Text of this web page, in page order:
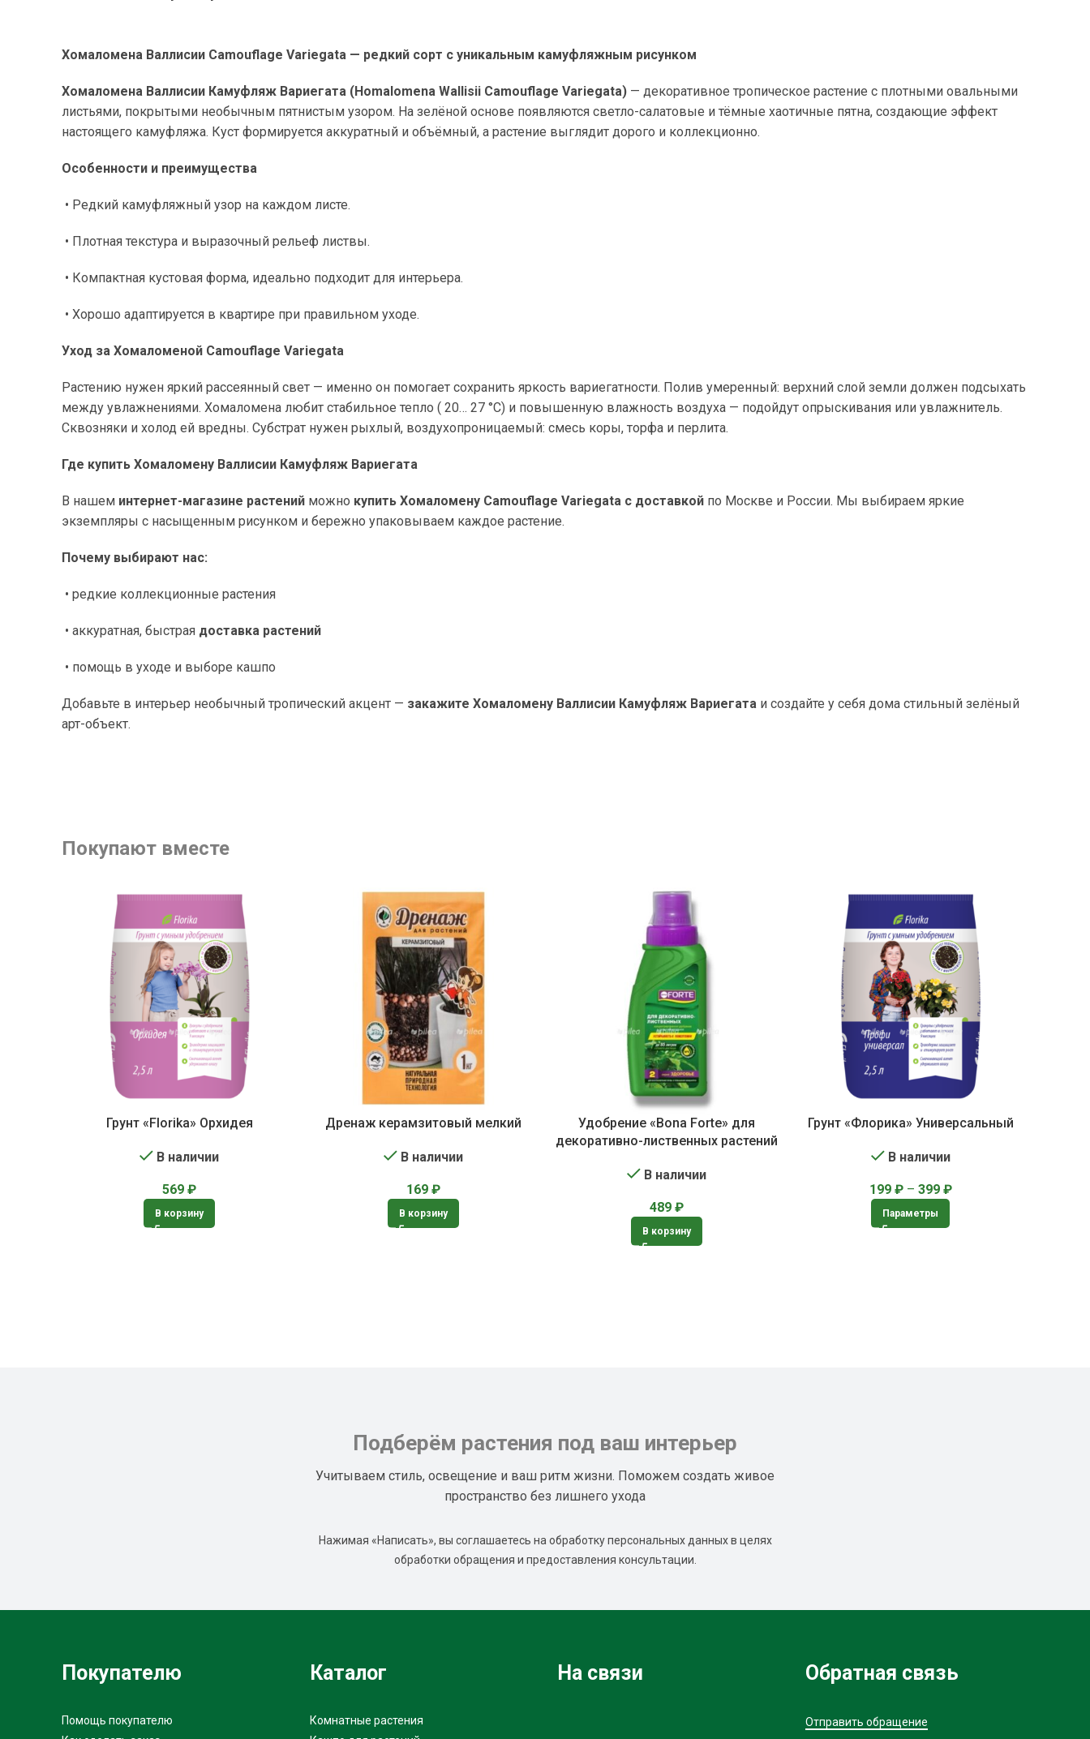
Хомаломена Валлисии Camouflage Variegata — редкий сорт с уникальным камуфляжным рисунком
Хомаломена Валлисии Камуфляж Вариегата (Homalomena Wallisii Camouflage Variegata) — декоративное тропическое растение с плотными овальными
листьями, покрытыми необычным пятнистым узором. На зелёной основе появляются светло-салатовые и тёмные хаотичные пятна, создающие эффект
настоящего камуфляжа. Куст формируется аккуратный и объёмный, а растение выглядит дорого и коллекционно.
Особенности и преимущества
• Редкий камуфляжный узор на каждом листе.
• Плотная текстура и выразочный рельеф листвы.
• Компактная кустовая форма, идеально подходит для интерьера.
• Хорошо адаптируется в квартире при правильном уходе.
Уход за Хомаломеной Camouflage Variegata
Растению нужен яркий рассеянный свет — именно он помогает сохранить яркость вариегатности. Полив умеренный: верхний слой земли должен подсыхать
между увлажнениями. Хомаломена любит стабильное тепло ( 20… 27 °C) и повышенную влажность воздуха — подойдут опрыскивания или увлажнитель.
Сквозняки и холод ей вредны. Субстрат нужен рыхлый, воздухопроницаемый: смесь коры, торфа и перлита.
Где купить Хомаломену Валлисии Камуфляж Вариегата
В нашем интернет-магазине растений можно купить Хомаломену Camouflage Variegata с доставкой по Москве и России. Мы выбираем яркие
экземпляры с насыщенным рисунком и бережно упаковываем каждое растение.
Почему выбирают нас:
• редкие коллекционные растения
• аккуратная, быстрая доставка растений
• помощь в уходе и выборе кашпо
Добавьте в интерьер необычный тропический акцент — закажите Хомаломену Валлисии Камуфляж Вариегата и создайте у себя дома стильный зелёный
арт-объект.
Покупают вместе
Грунт «Florika» Орхидея
В наличии
569₽
В корзину
Дренаж керамзитовый мелкий
В наличии
169 ₽
В корзину
Удобрение «Bona Forte» для
декоративно-лиственных растений
В наличии
489₽
В корзину
Грунт «Флорика» Универсальный
В наличии
199 ₽ – 399 ₽
Параметры
Подберём растения под ваш интерьер
Учитываем стиль, освещение и ваш ритм жизни. Поможем создать живое
пространство без лишнего ухода
Нажимая «Написать», вы соглашаетесь на обработку персональных данных в целях
обработки обращения и предоставления консультации.
Покупателю
Помощь покупателю
Каталог
Комнатные растения
На связи Обратная связь
Отправить обращение